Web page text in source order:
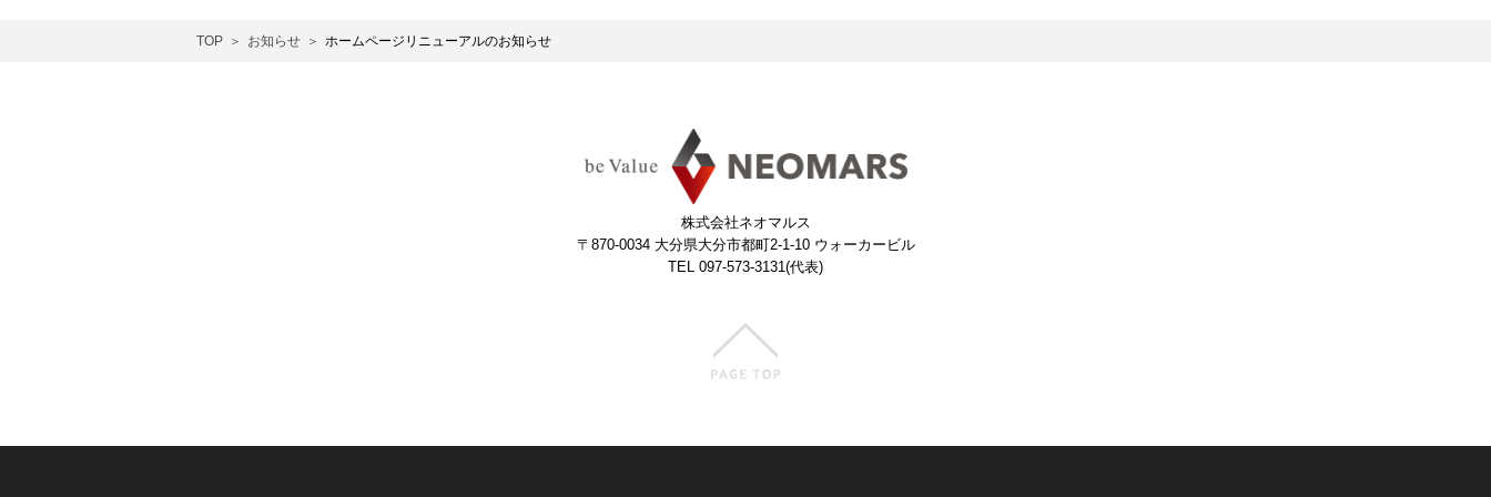
TOP お知らせ ホームページリニューアルのお知らせ
株式会社ネオマルス
〒870-0034 大分県大分市都町2-1-10 ウォーカービル
TEL 097-573-3131(代表)